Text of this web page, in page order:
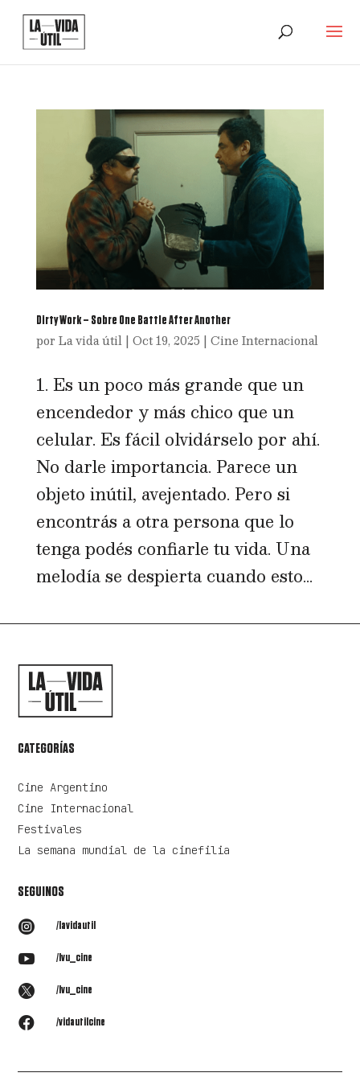
Dirty Work – Sobre One Battle After Another
por La vida útil| Oct 19, 2025 | Cine Internacional
1. Es un poco más grande que un
encendedor y más chico que un
celular. Es fácil olvidárselo por ahí.
No darle importancia. Parece un
objeto inútil, avejentado. Pero si
encontrás a otra persona que lo
tenga podés confiarle tu vida. Una
melodía se despierta cuando esto...
CATEGORÍAS
Cine Argentino
Cine Internacional
Festivales
La semana mundial de la cinefilia
SEGUINOS
 /lavidautil
 /lvu_cine
 /lvu_cine
 /vidautilcine